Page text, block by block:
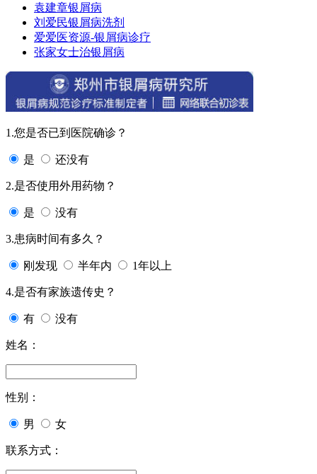
袁建章银屑病
刘爱民银屑病洗剂
爱爱医资源-银屑病诊疗
张家女士治银屑病
1.您是否已到医院确诊？
是 还没有
2.是否使用外用药物？
是 没有
3.患病时间有多久？
刚发现 半年内 1年以上
4.是否有家族遗传史？
有 没有
姓名：
性别：
男 女
联系方式：